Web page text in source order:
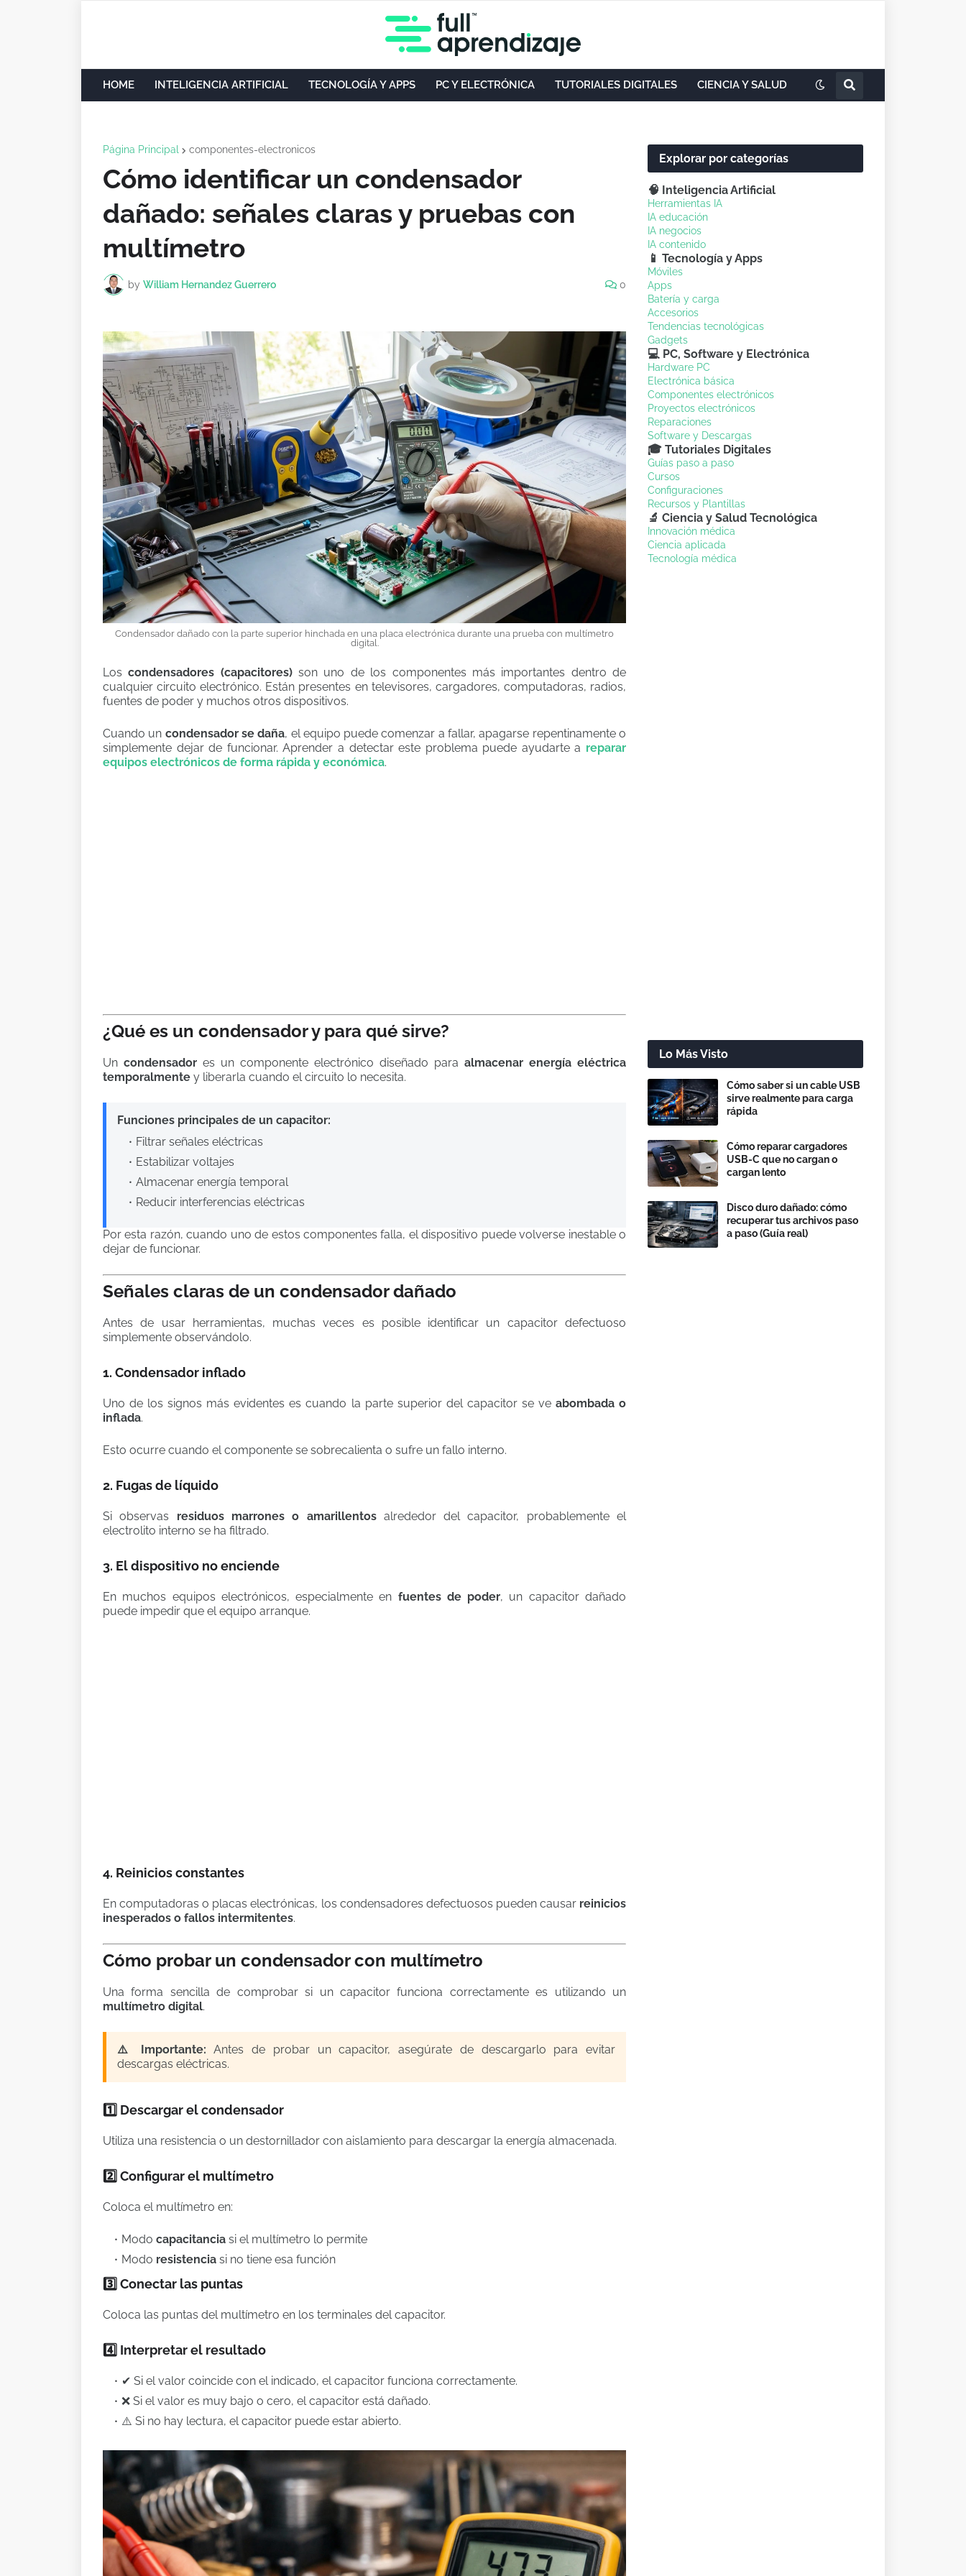
HOME INTELIGENCIA ARTIFICIAL TECNOLOGÍA Y APPS PC Y ELECTRÓNICA TUTORIALES DIGITALES CIENCIA Y SALUD
Página Principal componentes-electronicos
Cómo identificar un condensador
dañado: señales claras y pruebas con
multímetro
by William Hernandez Guerrero 0
Condensador dañado con la parte superior hinchada en una placa electrónica durante una prueba con multímetro
digital.
Loscondensadores (capacitores)son uno de los componentes más importantes dentro de
cualquier circuito electrónico. Están presentes en televisores, cargadores, computadoras, radios,
fuentes de poder y muchos otros dispositivos.
Cuando un condensador se daña, el equipo puede comenzar a fallar, apagarse repentinamente o
simplemente dejar de funcionar. Aprender a detectar este problema puede ayudarte a reparar
equipos electrónicos de forma rápida y económica.
¿Qué es un condensador y para qué sirve?
Un condensador es un componente electrónico diseñado para almacenar energía eléctrica
temporalmente y liberarla cuando el circuito lo necesita.
Funciones principales de un capacitor:
Filtrar señales eléctricas
Estabilizar voltajes
Almacenar energía temporal
Reducir interferencias eléctricas
Por esta razón, cuando uno de estos componentes falla, el dispositivo puede volverse inestable o
dejar de funcionar.
Señales claras de un condensador dañado
Antes de usar herramientas, muchas veces es posible identificar un capacitor defectuoso
simplemente observándolo.
1. Condensador inflado
Uno de los signos más evidentes es cuando la parte superior del capacitor se ve abombada o
inflada.
Esto ocurre cuando el componente se sobrecalienta o sufre un fallo interno.
2. Fugas de líquido
Si observas residuos marrones o amarillentosalrededor del capacitor, probablemente el
electrolito interno se ha filtrado.
3. El dispositivo no enciende
En muchos equipos electrónicos, especialmente en fuentes de poder, un capacitor dañado
puede impedir que el equipo arranque.
4. Reinicios constantes
En computadoras o placas electrónicas, los condensadores defectuosos pueden causar reinicios
inesperados o fallos intermitentes.
Cómo probar un condensador con multímetro
Una forma sencilla de comprobar si un capacitor funciona correctamente es utilizando un
multímetro digital.
⚠️ Importante: Antes de probar un capacitor, asegúrate de descargarlo para evitar
descargas eléctricas.
1️⃣ Descargar el condensador
Utiliza una resistencia o un destornillador con aislamiento para descargar la energía almacenada.
2️⃣ Configurar el multímetro
Coloca el multímetro en:
Modo capacitancia si el multímetro lo permite
Modo resistencia si no tiene esa función
3️⃣ Conectar las puntas
Coloca las puntas del multímetro en los terminales del capacitor.
4️⃣ Interpretar el resultado
✔ Si el valor coincide con el indicado, el capacitor funciona correctamente.
❌ Si el valor es muy bajo o cero, el capacitor está dañado.
⚠️ Si no hay lectura, el capacitor puede estar abierto.
Explorar por categorías
🧠 Inteligencia Artificial
Herramientas IA
IA educación
IA negocios
IA contenido
📱 Tecnología y Apps
Móviles
Apps
Batería y carga
Accesorios
Tendencias tecnológicas
Gadgets
💻 PC, Software y Electrónica
Hardware PC
Electrónica básica
Componentes electrónicos
Proyectos electrónicos
Reparaciones
Software y Descargas
🎓 Tutoriales Digitales
Guías paso a paso
Cursos
Configuraciones
Recursos y Plantillas
🔬 Ciencia y Salud Tecnológica
Innovación médica
Ciencia aplicada
Tecnología médica
Lo Más Visto
Cómo saber si un cable USB
sirve realmente para carga
rápida
Cómo reparar cargadores
USB-C que no cargan o
cargan lento
Disco duro dañado: cómo
recuperar tus archivos paso
a paso (Guía real)